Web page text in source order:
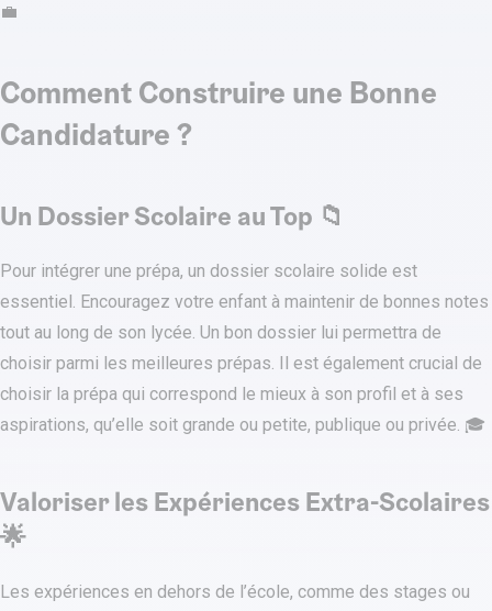
💼
Comment Construire une Bonne
Candidature ?
Un Dossier Scolaire au Top 📁
Pour intégrer une prépa, un dossier scolaire solide est
essentiel. Encouragez votre enfant à maintenir de bonnes notes
tout au long de son lycée. Un bon dossier lui permettra de
choisir parmi les meilleures prépas. Il est également crucial de
choisir la prépa qui correspond le mieux à son profil et à ses
aspirations, qu’elle soit grande ou petite, publique ou privée. 🎓
Valoriser les Expériences Extra-Scolaires
🌟
Les expériences en dehors de l’école, comme des stages ou